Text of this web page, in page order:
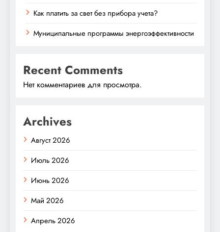
Как платить за свет без прибора учета?
Муниципальные программы энергоэффективности
Recent Comments
Нет комментариев для просмотра.
Archives
Август 2026
Июль 2026
Июнь 2026
Май 2026
Апрель 2026